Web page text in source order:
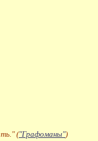
("Графоманы")